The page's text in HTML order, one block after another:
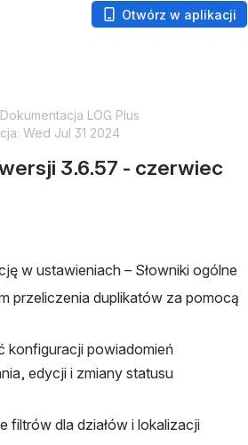
Otwórz w aplikacji
LOG Plus
Wed Jul 31 2024
3.6.57 - czerwiec
w ustawieniach – Słowniki ogólne
przeliczenia duplikatów za pomocą
konfiguracji powiadomień
edycji i zmiany statusu
filtrów dla działów i lokalizacji